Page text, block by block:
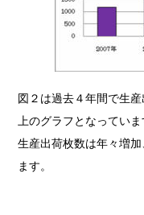
図２は過去４年間で生
上のグラフとなってい
生産出荷枚数は年々増
ます。